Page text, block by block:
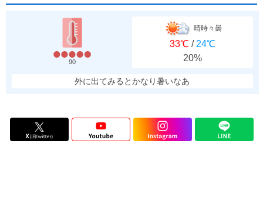
90
晴時々曇
33℃ / 24℃
20%
外に出てみるとかなり暑いなあ